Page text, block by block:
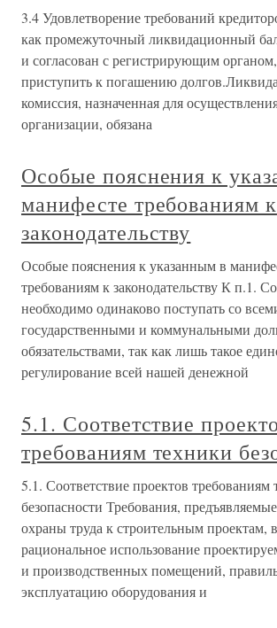
3.4 Удовлетворение требований
как промежуточный ликвидационный
и согласован с регистрирующим
приступить к погашению
комиссия, назначенная для
организации, обязана
Особые пояснения к
манифесте требованиям к
законодательству
Особые пояснения к указанным в
требованиям к законодательству К п.1.
необходимо одинаково поступать со
государственными и коммунальными
обязательствами, так как лишь такое
регулирование всей нашей денежной
5.1. Соответствие
требованиям техники
5.1. Соответствие проектов требованиям
безопасности Требования,
охраны труда к строительным проектам,
рациональное использование
и производственных помещений,
эксплуатацию оборудования и